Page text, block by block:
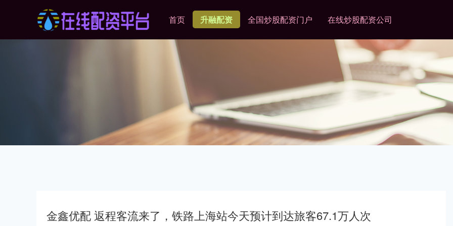
首页 升融配资 全国炒股配资门户 在线炒股配资公司
金鑫优配 返程客流来了，铁路上海站今天预计到达旅客67.1万人次